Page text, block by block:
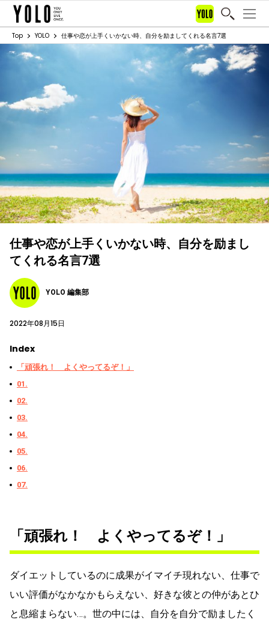
Top YOLO 仕事や恋が上手くいかない時、自分を励ましてくれる名言7選
仕事や恋が上手くいかない時、自分を励まし
てくれる名言7選
YOLO 編集部
2022年08月15日
Index
「頑張れ！ よくやってるぞ！」
01.
02.
03.
04.
05.
06.
07.
「頑張れ！ よくやってるぞ！」
ダイエットしているのに成果がイマイチ現れない、仕事で
いい評価がなかなかもらえない、好きな彼との仲があとひ
と息縮まらない…。世の中には、自分を自分で励ましたく